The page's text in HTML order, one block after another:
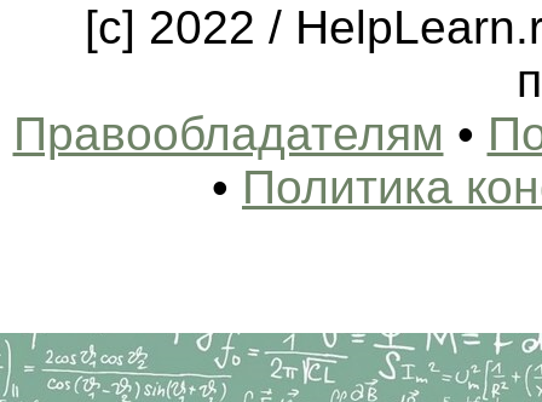
[c] 2022 /
Правообладателям •
• Политика